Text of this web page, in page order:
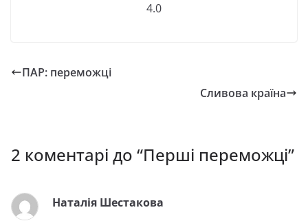
4.0
ПАР: переможці
Сливова країна
2 коментарі до “Перші переможці”
Наталія Шестакова